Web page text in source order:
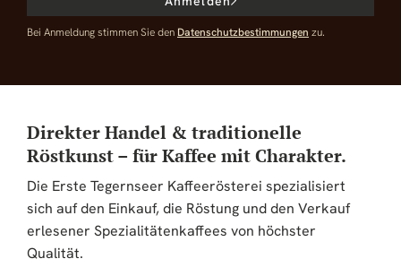
the products they sell."
Service und schneller Versand. Bin rund um
zufrieden. Zu Ostern und Weihnachten gibt es
immer Sondereditionen, diese eigenen sich
auch sehr gut zum verschenken."
Ti Do
Bei Anmeldung stimmen Sie den Datenschutzbestimmungen zu.
Direkter Handel & traditionelle
Röstkunst – für Kaffee mit Charakter.
Die Erste Tegernseer Kaffeerösterei spezialisiert
sich auf den Einkauf, die Röstung und den Verkauf
erlesener Spezialitätenkaffees von höchster
Qualität.